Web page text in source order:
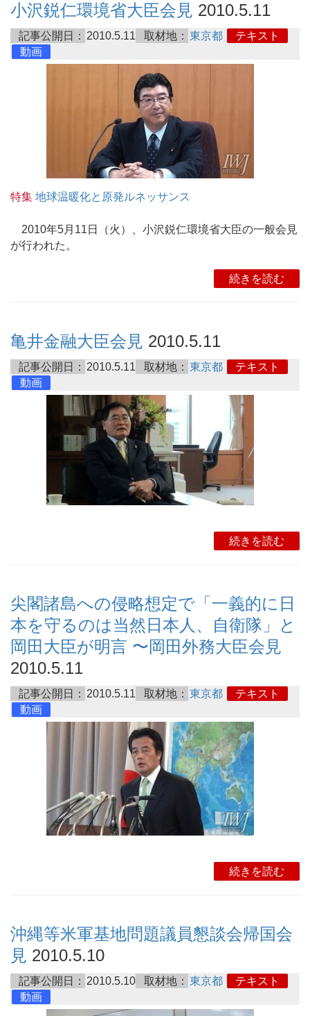
小沢鋭仁環境省大臣会見 2010.5.11
記事公開日： 2010.5.11 取材地： 東京都
テキスト
動画
特集 地球温暖化と原発ルネッサンス
2010年5月11日（火）、小沢鋭仁環境省大臣の一般会見
が行われた。
続きを読む
亀井金融大臣会見 2010.5.11
記事公開日： 2010.5.11 取材地： 東京都
テキスト
動画
続きを読む
尖閣諸島への侵略想定で「一義的に日
本を守るのは当然日本人、自衛隊」と
岡田大臣が明言 〜岡田外務大臣会見
2010.5.11
記事公開日： 2010.5.11 取材地： 東京都
テキスト
動画
続きを読む
沖縄等米軍基地問題議員懇談会帰国会
見 2010.5.10
記事公開日： 2010.5.10 取材地： 東京都
テキスト
動画